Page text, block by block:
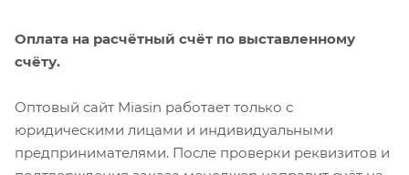
Оплата на расчётный счёт по выставленному
счёту.
Оптовый сайт Miasin работает только с
юридическими лицами и индивидуальными
предпринимателями. После проверки реквизитов и